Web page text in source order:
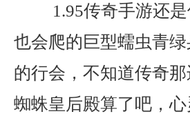
1.95传奇手游还
也会爬的巨型蠕虫青
的行会，不知道传奇
蜘蛛皇后殿算了吧，